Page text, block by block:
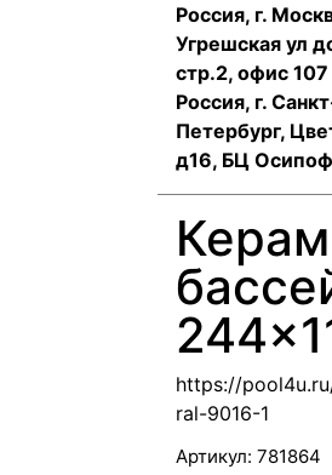
Россия, г.
Угрешская ул
стр.2, офис 107
Россия, г.
Петербург,
д16, БЦ
https://
ral-9016-1
Артикул: 781864